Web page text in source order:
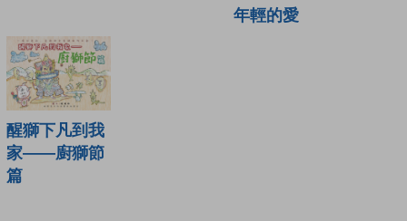
年輕的愛
醒獅下凡到我
家——廚獅節
篇